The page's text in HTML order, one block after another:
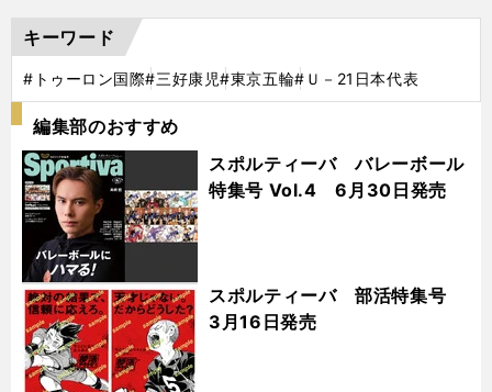
キーワード
#トゥーロン国際#三好康児#東京五輪#Ｕ－21日本代表
編集部のおすすめ
スポルティーバ バレーボール
特集号 Vol.4 6月30日発売
スポルティーバ 部活特集号
3月16日発売